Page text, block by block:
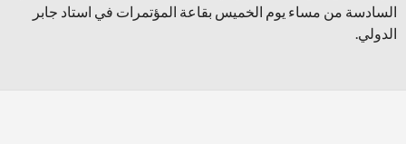
السادسة من مساء يوم الخميس بقاعة المؤتمرات في استاد جابر
الدولي.